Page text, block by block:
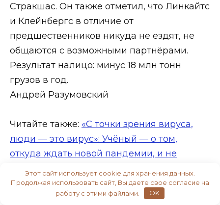
Стракшас. Он также отметил, что Линкайтс
и Клейнбергс в отличие от
предшественников никуда не ездят, не
общаются с возможными партнёрами.
Результат налицо: минус 18 млн тонн
грузов в год.
Андрей Разумовский
Читайте также: «С точки зрения вируса,
люди — это вирус»: Учёный — о том,
откуда ждать новой пандемии, и не
надоели ли мы матушке-Земле
По материалу «Известия»
Этот сайт использует cookie для хранения данных.
Продолжая использовать сайт, Вы даете свое согласие на
работу с этими файлами.
OK